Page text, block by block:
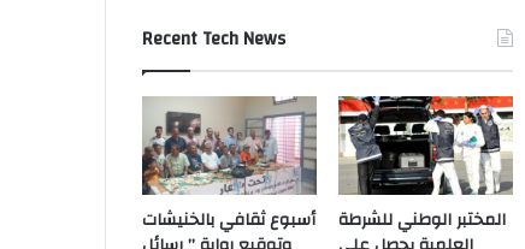
Recent Tech News
أسبوع ثقافي بالخنيشات
المختبر الوطني للشرطة